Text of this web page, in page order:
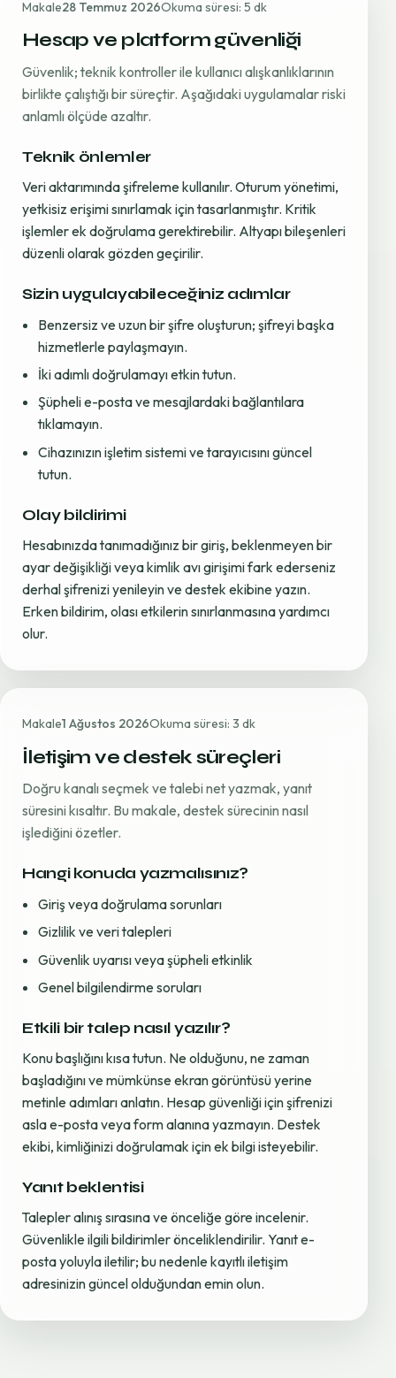
Makale28 Temmuz 2026Okuma süresi: 5 dk
Hesap ve platform güvenliği
Güvenlik; teknik kontroller ile kullanıcı alışkanlıklarının
birlikte çalıştığı bir süreçtir. Aşağıdaki uygulamalar riski
anlamlı ölçüde azaltır.
Teknik önlemler
Veri aktarımında şifreleme kullanılır. Oturum yönetimi,
yetkisiz erişimi sınırlamak için tasarlanmıştır. Kritik
işlemler ek doğrulama gerektirebilir. Altyapı bileşenleri
düzenli olarak gözden geçirilir.
Sizin uygulayabileceğiniz adımlar
Benzersiz ve uzun bir şifre oluşturun; şifreyi başka
hizmetlerle paylaşmayın.
İki adımlı doğrulamayı etkin tutun.
Şüpheli e-posta ve mesajlardaki bağlantılara
tıklamayın.
Cihazınızın işletim sistemi ve tarayıcısını güncel
tutun.
Olay bildirimi
Hesabınızda tanımadığınız bir giriş, beklenmeyen bir
ayar değişikliği veya kimlik avı girişimi fark ederseniz
derhal şifrenizi yenileyin ve destek ekibine yazın.
Erken bildirim, olası etkilerin sınırlanmasına yardımcı
olur.
Makale1 Ağustos 2026Okuma süresi: 3 dk
İletişim ve destek süreçleri
Doğru kanalı seçmek ve talebi net yazmak, yanıt
süresini kısaltır. Bu makale, destek sürecinin nasıl
işlediğini özetler.
Hangi konuda yazmalısınız?
Giriş veya doğrulama sorunları
Gizlilik ve veri talepleri
Güvenlik uyarısı veya şüpheli etkinlik
Genel bilgilendirme soruları
Etkili bir talep nasıl yazılır?
Konu başlığını kısa tutun. Ne olduğunu, ne zaman
başladığını ve mümkünse ekran görüntüsü yerine
metinle adımları anlatın. Hesap güvenliği için şifrenizi
asla e-posta veya form alanına yazmayın. Destek
ekibi, kimliğinizi doğrulamak için ek bilgi isteyebilir.
Yanıt beklentisi
Talepler alınış sırasına ve önceliğe göre incelenir.
Güvenlikle ilgili bildirimler önceliklendirilir. Yanıt e-
posta yoluyla iletilir; bu nedenle kayıtlı iletişim
adresinizin güncel olduğundan emin olun.